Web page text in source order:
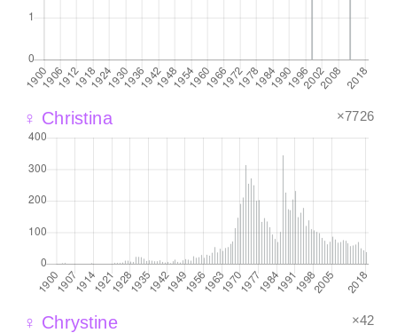
♀ Christina ×7726
♀ Chrystine ×42